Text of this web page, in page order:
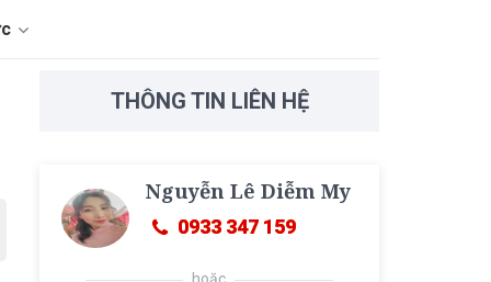
THÔNG TIN LIÊN HỆ
Nguyễn Lê Diễm My
0933 347 159